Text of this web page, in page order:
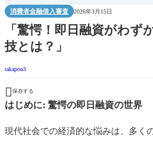
消費者金融借入審査 2026年3月15日
「驚愕！即日融資がわず
技とは？」
takapon3
 保存する
はじめに: 驚愕の即日融資の世界
現代社会での経済的な悩みは、多く